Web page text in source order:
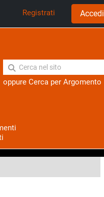
Registrati Accedi
oppure Cerca per Argomento